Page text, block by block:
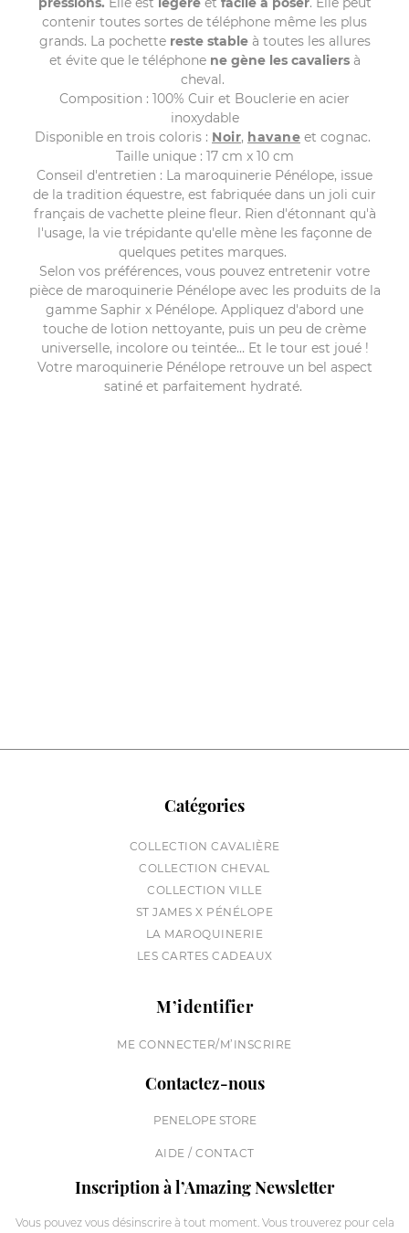
contenir toutes sortes de téléphone même les plus
grands. La pochette reste stable à toutes les allures
et évite que le téléphone ne gène les cavaliersà
cheval.
Composition : 100% Cuir et Bouclerie en acier
inoxydable
Disponible en trois coloris : Noir, havane et cognac.
Taille unique : 17 cm x 10 cm
Conseil d'entretien : La maroquinerie Pénélope, issue
de la tradition équestre, est fabriquée dans un joli cuir
français de vachette pleine fleur. Rien d'étonnant qu'à
l'usage, la vie trépidante qu'elle mène les façonne de
quelques petites marques.
Selon vos préférences, vous pouvez entretenir votre
pièce de maroquinerie Pénélope avec les produits de la
gamme Saphir x Pénélope. Appliquez d'abord une
touche de lotion nettoyante, puis un peu de crème
universelle, incolore ou teintée… Et le tour est joué !
Votre maroquinerie Pénélope retrouve un bel aspect
satiné et parfaitement hydraté.
Catégories
COLLECTION CAVALIÈRE
COLLECTION CHEVAL
COLLECTION VILLE
ST JAMES X PÉNÉLOPE
LA MAROQUINERIE
LES CARTES CADEAUX
M’identifier
ME CONNECTER/M’INSCRIRE
Contactez-nous
PENELOPE STORE
AIDE / CONTACT
Inscription à l’Amazing Newsletter
Vous pouvez vous désinscrire à tout moment. Vous trouverez pour cela